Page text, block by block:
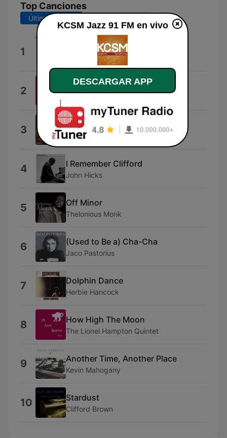
Top Canciones
Últimos 7 días
1 Cold Duck Time
Les McCann
2 Bye Bye Blackbird
3 Red Top
Dexter Gordon
4 I Remember Clifford
John Hicks
5 Off Minor
Thelonious Monk
6 (Used to Be a) Cha-Cha
Jaco Pastorius
7 Dolphin Dance
Herbie Hancock
8 How High The Moon
The Lionel Hampton Quintet
9 Another Time, Another Place
Kevin Mahogany
10 Stardust
Clifford Brown
KCSM Jazz 91 FM en vivo
DESCARGAR APP